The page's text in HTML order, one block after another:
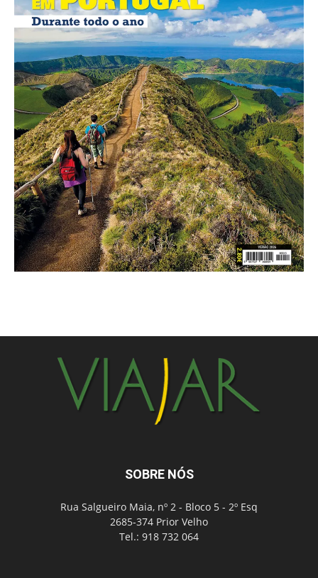
SOBRE NÓS
Rua Salgueiro Maia, nº 2 - Bloco 5 - 2º Esq
2685-374 Prior Velho
Tel.: 918 732 064